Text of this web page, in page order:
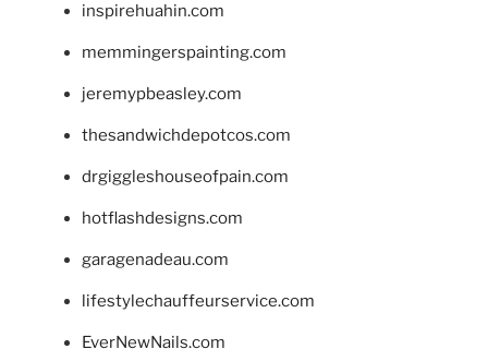
inspirehuahin.com
memmingerspainting.com
jeremypbeasley.com
thesandwichdepotcos.com
drgiggleshouseofpain.com
hotflashdesigns.com
garagenadeau.com
lifestylechauffeurservice.com
EverNewNails.com